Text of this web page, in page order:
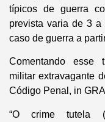
típicos de guerra
prevista varia de 3
caso de guerra a
Comentando esse
militar extravagante
Código Penal, in
“O crime tutela